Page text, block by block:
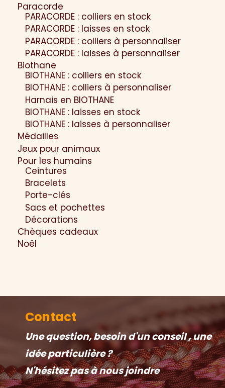
Paracorde
PARACORDE : colliers en stock
PARACORDE : laisses en stock
PARACORDE : colliers à personnaliser
PARACORDE : laisses à personnaliser
Biothane
BIOTHANE : colliers en stock
BIOTHANE : colliers à personnaliser
Harnais en BIOTHANE
BIOTHANE : laisses en stock
BIOTHANE : laisses à personnaliser
Médailles
Jeux pour animaux
Pour les humains
Ceintures
Bracelets
Porte-clés
Sacs et pochettes
Décorations
Chèques cadeaux
Noël
Contact
Une question, besoin d'un conseil , une
idée particulière ?
N'hésitez pas à nous joindre